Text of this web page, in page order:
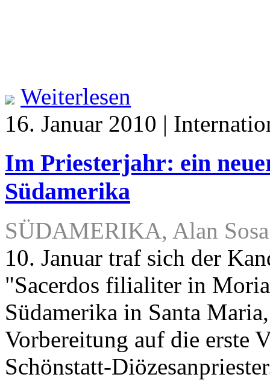
Weiterlesen
16. Januar 2010 |
Im Priesterjahr: ein
Südamerika
SÜDAMERIKA, Alan
10. Januar traf sich der
"Sacerdos filialiter in
Südamerika in Santa
Vorbereitung auf die erste
Schönstatt-